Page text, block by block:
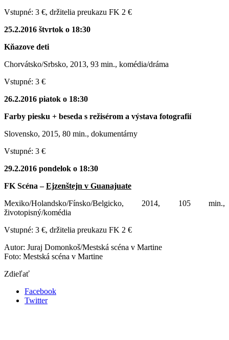
Vstupné: 3 €, držitelia preukazu FK 2 €
25.2.2016 štvrtok o 18:30
Kňazove deti
Chorvátsko/Srbsko, 2013, 93 min., komédia/dráma
Vstupné: 3 €
26.2.2016 piatok o 18:30
Farby piesku + beseda s režisérom a výstava fotografií
Slovensko, 2015, 80 min., dokumentárny
Vstupné: 3 €
29.2.2016 pondelok o 18:30
FK Scéna –Ejzenštejn v Guanajuate
Mexiko/Holandsko/Fínsko/Belgicko, 2014, 105 min.,
životopisný/komédia
Vstupné: 3 €, držitelia preukazu FK 2 €
Autor: Juraj Domonkoš/Mestská scéna v Martine
Foto: Mestská scéna v Martine
Zdieľať
Facebook
Twitter